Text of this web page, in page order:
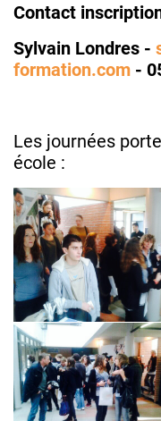
Contact
Sylvain Londres -
formation.com -
Les journées
école :